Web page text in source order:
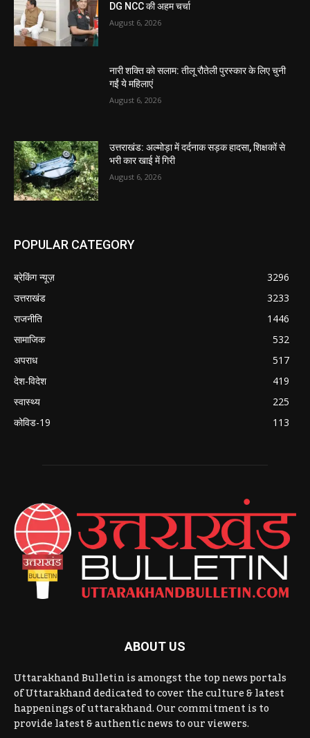
DG NCC की अहम चर्चा
August 6, 2026
नारी शक्ति को सलाम: तीलू रौतेली पुरस्कार के लिए चुनी
गईं ये महिलाएं
August 6, 2026
उत्तराखंड: अल्मोड़ा में दर्दनाक सड़क हादसा, शिक्षकों से
भरी कार खाई में गिरी
August 6, 2026
POPULAR CATEGORY
ब्रेकिंग न्यूज़
3296
उत्तराखंड
3233
राजनीति
1446
सामाजिक
532
अपराध
517
देश-विदेश
419
स्वास्थ्य
225
कोविड-19
113
ABOUT US
Uttarakhand Bulletin is amongst the top news portals
of Uttarakhand dedicated to cover the culture & latest
happenings of uttarakhand. Our commitment is to
provide latest & authentic news to our viewers.